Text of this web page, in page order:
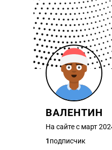
ВАЛЕНТИН
На сайте с март
1подписчик